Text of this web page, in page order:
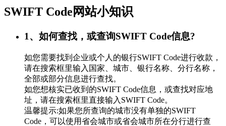
SWIFT Code网站小知识
1、如何查找，或查询SWIFT Code信息?
如您需要找到企业或个人的银行SWIFT Code进行收款，
请在搜索框里输入国家、城市、银行名称、分行名称，
全部或部分信息进行查找。
如您想核实已收到的SWIFT Code信息，或查找对应地
址，请在搜索框里直接输入SWIFT Code。
温馨提示:如果您所查询的城市没有单独的SWIFT
Code，可以使用省会城市或省会城市所在分行进行查